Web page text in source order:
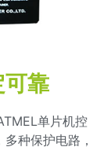
靠
单片机控
种保护电路，